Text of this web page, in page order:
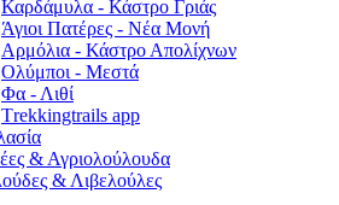
Καρδάμυλα - Κάστρο Γριάς
Άγιοι Πατέρες - Νέα Μονή
Αρμόλια - Κάστρο Απολίχνων
Ολύμποι - Μεστά
Φα - Λιθί
Τrekkingtrails app
& Αγριολούλουδα
& Λιβελούλες